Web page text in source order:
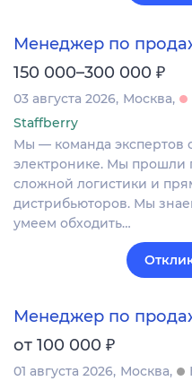
Менеджер по
150 000–300 000 ₽
03 августа 2026 Москва
Staffberry
Мы — команда экспертов
электронике. Мы прошли
сложной логистики и
дистрибьюторов. Мы
умеем обходить…
Менеджер по
от 100 000 ₽
01 августа 2026 Москва